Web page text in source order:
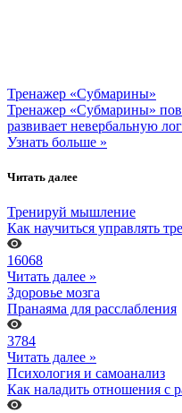
Тренажер «Субмарины»
Тренажер «Субмарины»
развивает невербальную
Узнать больше »
Читать далее
Тренируй мышление
Как научиться управлять
16068
Читать далее »
Здоровье мозга
Пранаяма для расслабления
3784
Читать далее »
Психология и самоанализ
Как наладить отношения с